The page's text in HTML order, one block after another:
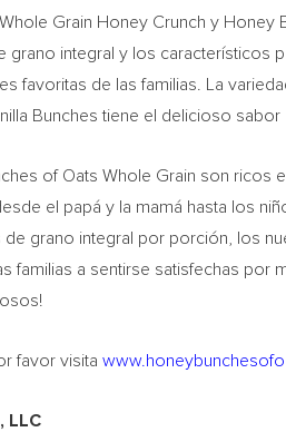
Grain Honey Crunch y Honey
grano integral y los característicos
favoritas de las familias. La
Bunches tiene el delicioso
of Oats Whole Grain son
el papá y la mamá hasta los
grano integral por porción, los
familias a sentirse satisfechas por
favor visita
LLC